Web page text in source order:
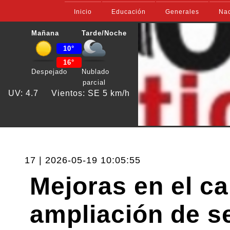
Inicio Educación Generales
Mañana
Despejado
10°
16°
Tarde/Noche
Nublado
parcial
UV: 4.7 Vientos: SE 5 km/h
17 | 2026-05-19 10:05:55
Mejoras en el
ampliación de